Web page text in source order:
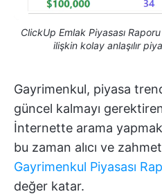
ClickUp Emlak Piyasası
ilişkin kolay anlaşılır
Gayrimenkul, piyasa
güncel kalmayı
İnternette arama
bu zaman alıcı ve
Gayrimenkul Piyasası
değer katar.